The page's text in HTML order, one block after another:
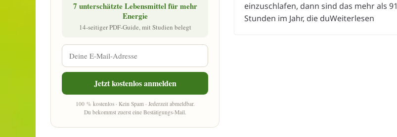
einzuschlafen, dann sind das mehr als 91
Stunden im Jahr, die duWeiterlesen
7 unterschätzte Lebensmittel für mehr
Energie
14-seitiger PDF-Guide, mit Studien belegt
Jetzt kostenlos anmelden
100 % kostenlos · Kein Spam · Jederzeit abmeldbar.
Du bekommst zuerst eine Bestätigungs-Mail.